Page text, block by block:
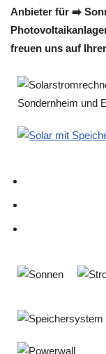
Anbieter für ➡️
freuen uns auf